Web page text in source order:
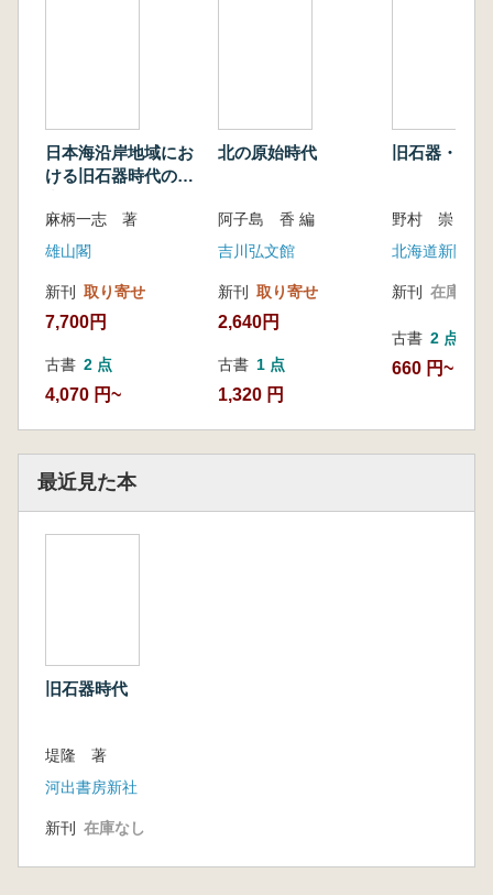
日本海沿岸地域にお
ける旧石器時代の研
麻柄一志 著
雄山閣
新刊 取り寄せ
7,700円
古書 2 点
4,070 円~
北の原始時代
阿子島 香 編
吉川弘文館
新刊 取り寄せ
2,640円
古書 1 点
1,320 円
旧石器・縄
北海道新聞社
新刊 在庫なし
古書 2 点
660 円~
最近見た本
旧石器時代
堤隆 著
河出書房新社
新刊 在庫なし